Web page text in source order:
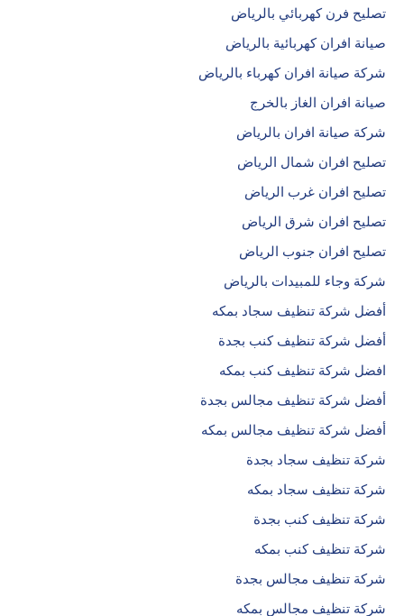
تصليح فرن كهربائي بالرياض
صيانة افران كهربائية بالرياض
شركة صيانة افران كهرباء بالرياض
صيانة افران الغاز بالخرج
شركة صيانة افران بالرياض
تصليح افران شمال الرياض
تصليح افران غرب الرياض
تصليح افران شرق الرياض
تصليح افران جنوب الرياض
شركة وجاء للمبيدات بالرياض
أفضل شركة تنظيف سجاد بمكه
أفضل شركة تنظيف كنب بجدة
افضل شركة تنظيف كنب بمكه
أفضل شركة تنظيف مجالس بجدة
أفضل شركة تنظيف مجالس بمكه
شركة تنظيف سجاد بجدة
شركة تنظيف سجاد بمكه
شركة تنظيف كنب بجدة
شركة تنظيف كنب بمكه
شركة تنظيف مجالس بجدة
شركة تنظيف مجالس بمكه